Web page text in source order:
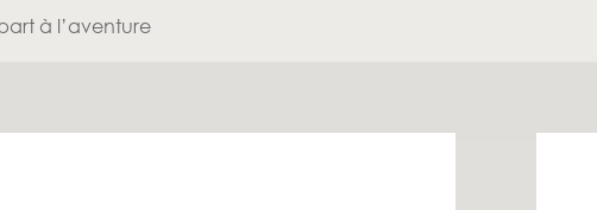
à l’aventure